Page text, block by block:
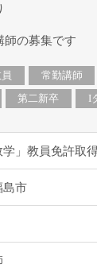
師
保育士
タッフ
師の募集です
常勤講師
第二新卒 I
」教員免許取
島市